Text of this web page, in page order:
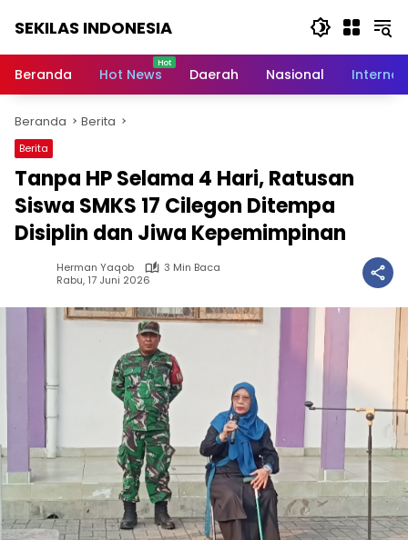
SEKILAS INDONESIA
Terkini,
Latest
World,
Headlines,
News
Today
Beranda Hot News Daerah Nasional
Beranda Berita
Berita
Tanpa HP Selama 4 Hari, Ratusan
Siswa SMKS 17 Cilegon Ditempa
Disiplin dan Jiwa Kepemimpinan
Herman Yaqob
3 Min Baca
Rabu, 17 Juni 2026